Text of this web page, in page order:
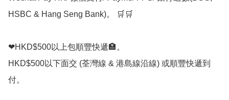
HSBC & Hang Seng Bank)。 🛒🛒
❤HKD$500以上包順豐快遞🏣。
HKD$500以下面交 (荃灣線 & 港島線沿線) 或順豐快遞到
付。